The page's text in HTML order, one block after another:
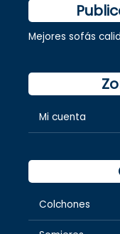
Mejores sofás
Mi cuenta
Colchones